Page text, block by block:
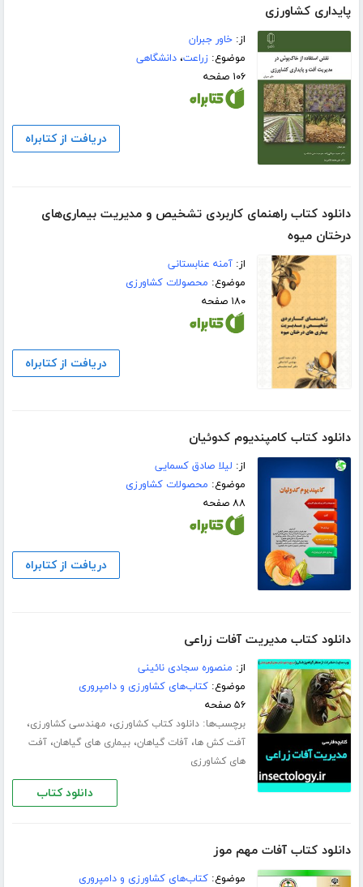
پایداری کشاورزی
از:خاور جبران
موضوع:زراعت،دانشگاهی
۱۰۶ صفحه
دریافت از کتابراه
دانلود کتاب راهنمای کاربردی تشخیص و مدیریت بیماری‌های
درختان میوه
از:آمنه عنابستانی
موضوع: محصولات کشاورزی
۱۸۰ صفحه
دریافت از کتابراه
دانلود کتاب کامپندیوم کدوئیان
از: لیلا صادق کسمایی
موضوع: محصولات کشاورزی
۸۸ صفحه
دریافت از کتابراه
دانلود کتاب مدیریت آفات زراعی
از: منصوره سجادی نائینی
موضوع:کتاب‌های کشاورزی و دامپروری
۵۶ صفحه
برچسب‌ها:دانلود کتاب کشاورزی، مهندسی کشاورزی،
آفت کش ها،آفات گیاهان،بیماری های گیاهان،آفت
های کشاورزی
دانلود کتاب
دانلود کتاب آفات مهم موز
موضوع:کتاب‌های کشاورزی و دامپروری